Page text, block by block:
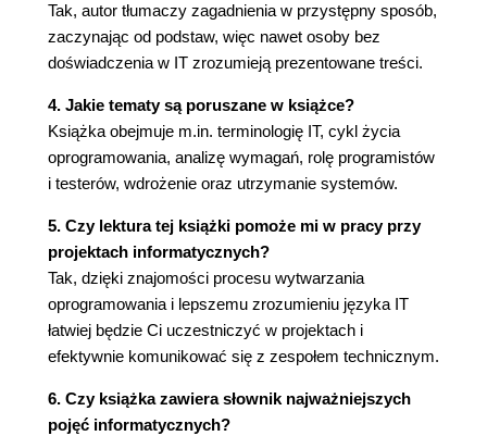
Tak, autor tłumaczy zagadnienia w przystępny sposób,
zaczynając od podstaw, więc nawet osoby bez
doświadczenia w IT zrozumieją prezentowane treści.
4. Jakie tematy są poruszane w książce?
Książka obejmuje m.in. terminologię IT, cykl życia
oprogramowania, analizę wymagań, rolę programistów
i testerów, wdrożenie oraz utrzymanie systemów.
5. Czy lektura tej książki pomoże mi w pracy przy
projektach informatycznych?
Tak, dzięki znajomości procesu wytwarzania
oprogramowania i lepszemu zrozumieniu języka IT
łatwiej będzie Ci uczestniczyć w projektach i
efektywnie komunikować się z zespołem technicznym.
6. Czy książka zawiera słownik najważniejszych
pojęć informatycznych?